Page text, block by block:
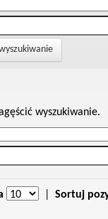
wyszukiwanie.
Sortuj